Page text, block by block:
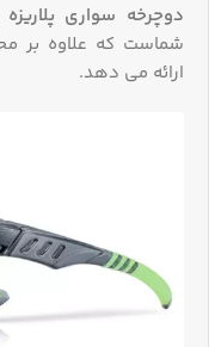
دوچرخه‌ سواری پلاریزه RockBros
شماست که علاوه بر
ارائه می‌ دهد.